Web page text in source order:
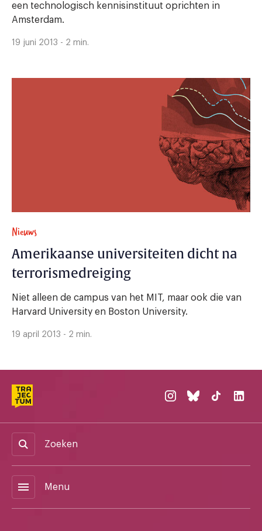
een technologisch kennisinstituut oprichten in
Amsterdam.
19 juni 2013 - 2 min.
Nieuws
Amerikaanse universiteiten dicht na
terrorismedreiging
Niet alleen de campus van het MIT, maar ook die van
Harvard University en Boston University.
19 april 2013 - 2 min.
Zoeken
menu Menu